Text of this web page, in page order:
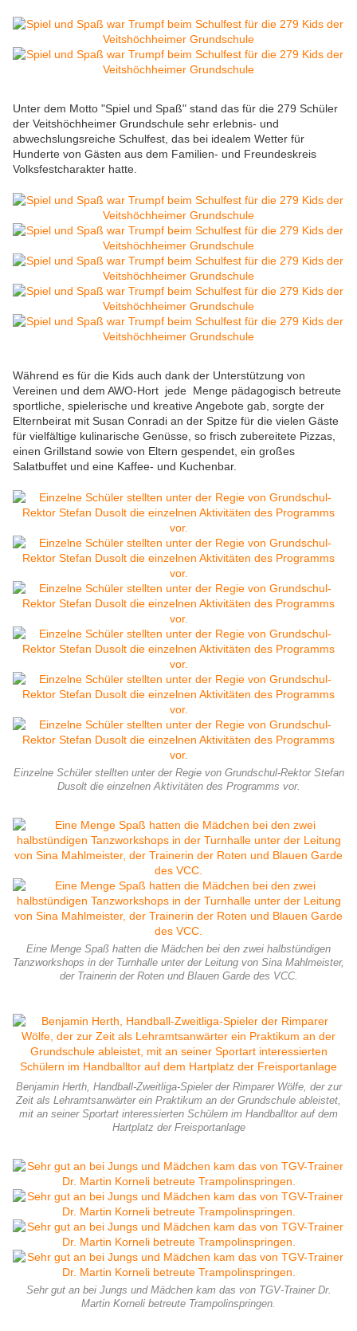
Unter dem Motto "Spiel und Spaß" stand das für die 279 Schüler
der Veitshöchheimer Grundschule sehr erlebnis- und
abwechslungsreiche Schulfest, das bei idealem Wetter für
Hunderte von Gästen aus dem Familien- und Freundeskreis
Volksfestcharakter hatte.
Während es für die Kids auch dank der Unterstützung von
Vereinen und dem AWO-Hort jede Menge pädagogisch betreute
sportliche, spielerische und kreative Angebote gab, sorgte der
Elternbeirat mit Susan Conradi an der Spitze für die vielen Gäste
für vielfältige kulinarische Genüsse, so frisch zubereitete Pizzas,
einen Grillstand sowie von Eltern gespendet, ein großes
Salatbuffet und eine Kaffee- und Kuchenbar.
Einzelne Schüler stellten unter der Regie von Grundschul-Rektor Stefan
Dusolt die einzelnen Aktivitäten des Programms vor.
Eine Menge Spaß hatten die Mädchen bei den zwei halbstündigen
Tanzworkshops in der Turnhalle unter der Leitung von Sina Mahlmeister,
der Trainerin der Roten und Blauen Garde des VCC.
Benjamin Herth, Handball-Zweitliga-Spieler der Rimparer Wölfe, der zur
Zeit als Lehramtsanwärter ein Praktikum an der Grundschule ableistet,
mit an seiner Sportart interessierten Schülern im Handballtor auf dem
Hartplatz der Freisportanlage
Sehr gut an bei Jungs und Mädchen kam das von TGV-Trainer Dr.
Martin Korneli betreute Trampolinspringen.